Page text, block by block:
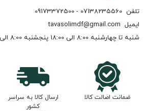
تلفن 07138235560 - 09173372500
ایمیل tavasolimdf@gmail.com
شنبه تا چهارشنبه 8:00 الی 18:00 پنجشنبه 8:00 الی 13:00
ضمانت اصالت کالا
ارسال کالا به سراسر
کشور